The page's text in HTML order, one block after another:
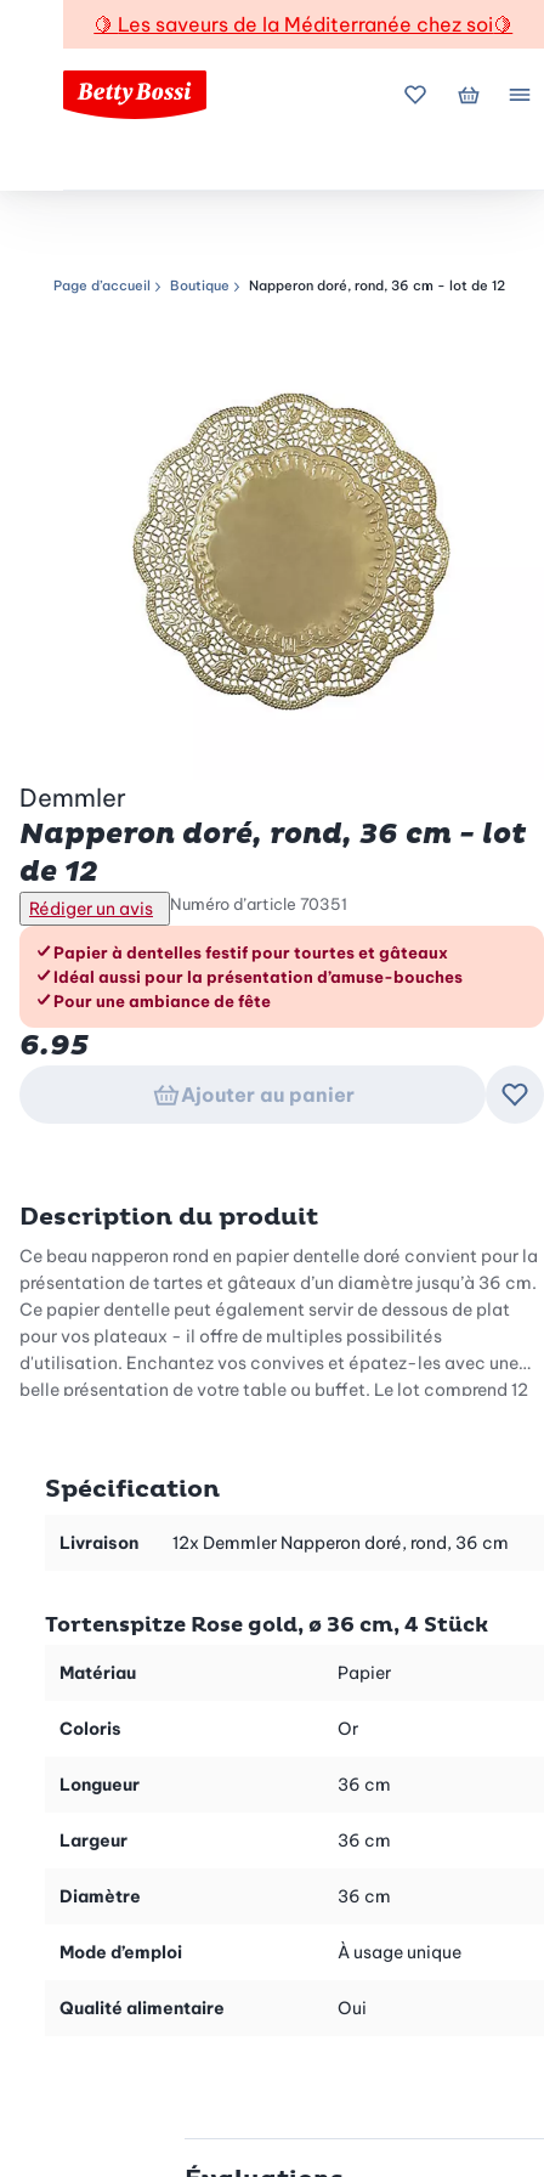
🍋 Les saveurs de la Méditerranée chez soi🍋
Mes favoris
Mon
Chemin de navigation
Page d’accueil Boutique Napperon doré, rond, 36 cm - lot de 12
Demmler
Napperon doré, rond, 36 cm - lot
de 12
Rédiger un avis Numéro d’article 70351
Les avantages en un coup d’œil
Papier à dentelles festif pour tourtes et gâteaux
Idéal aussi pour la présentation d’amuse-bouches
Pour une ambiance de fête
6.95
Ajouter au panier
Description du produit
Ce beau napperon rond en papier dentelle doré convient pour la
présentation de tartes et gâteaux d’un diamètre jusqu’à 36 cm.
Ce papier dentelle peut également servir de dessous de plat
pour vos plateaux - il offre de multiples possibilités
d'utilisation. Enchantez vos convives et épatez-les avec une
belle présentation de votre table ou buffet. Le lot comprend 12
jolie présentation de vos tartes, morceaux de gâteau, muffins,
petits sandwichs. Le napperon à tarte en papier dentelle
pour embellir un buffet. De plus, il peut servir de set de table
dressée. Ce napperon en papier dentelle sublimera vos plateaux
merveille pour vos buffets d’anniversaire ou de mariage.
Spécification
Livraison 12x Demmler Napperon doré, rond, 36 cm
Tortenspitze Rose gold, ø 36 cm, 4 Stück
Matériau Papier
Coloris Or
Longueur 36 cm
Largeur 36 cm
Diamètre 36 cm
Mode d’emploi À usage unique
Qualité alimentaire Oui